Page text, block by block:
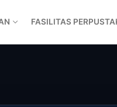
FASILITAS